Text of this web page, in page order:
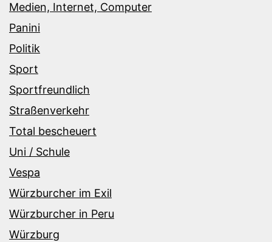
Medien, Internet, Computer
Panini
Politik
Sport
Sportfreundlich
Straßenverkehr
Total bescheuert
Uni / Schule
Vespa
Würzburcher im Exil
Würzburcher in Peru
Würzburg